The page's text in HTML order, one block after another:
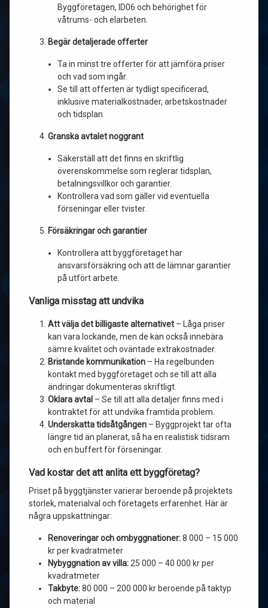
Byggföretagen, ID06 och behörighet för
våtrums- och elarbeten.
Begär detaljerade offerter
Ta in minst tre offerter för att jämföra priser
och vad som ingår.
Se till att offerten är tydligt specificerad,
inklusive materialkostnader, arbetskostnader
och tidsplan.
Granska avtalet noggrant
Säkerställ att det finns en skriftlig
överenskommelse som reglerar tidsplan,
betalningsvillkor och garantier.
Kontrollera vad som gäller vid eventuella
förseningar eller tvister.
Försäkringar och garantier
Kontrollera att byggföretaget har
ansvarsförsäkring och att de lämnar garantier
på utfört arbete.
Vanliga misstag att undvika
Att välja det billigaste alternativet – Låga priser
kan vara lockande, men de kan också innebära
sämre kvalitet och oväntade extrakostnader.
Bristande kommunikation – Ha regelbunden
kontakt med byggföretaget och se till att alla
ändringar dokumenteras skriftligt.
Oklara avtal – Se till att alla detaljer finns med i
kontraktet för att undvika framtida problem.
Underskatta tidsåtgången – Byggprojekt tar ofta
längre tid än planerat, så ha en realistisk tidsram
och en buffert för förseningar.
Vad kostar det att anlita ett byggföretag?
Priset på byggtjänster varierar beroende på projektets
storlek, materialval och företagets erfarenhet. Här är
några uppskattningar:
Renoveringar och ombyggnationer:8 000 – 15 000
kr per kvadratmeter
Nybyggnation av villa: 25 000 – 40 000 kr per
kvadratmeter
Takbyte:80 000 – 200 000 kr beroende på taktyp
och material